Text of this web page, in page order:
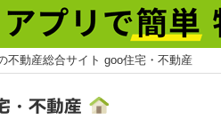
不動産総合サイト goo住宅・不動産